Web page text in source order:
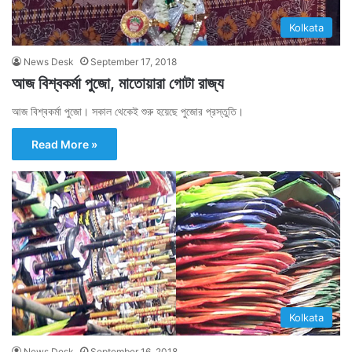
Kolkata
News Desk September 17, 2018
আজ বিশ্বকর্মা পুজো, মাতোয়ারা গোটা রাজ্য
আজ বিশ্বকর্মা পুজো। সকাল থেকেই শুরু হয়েছে পুজোর প্রস্তুতি।
Read More »
Kolkata